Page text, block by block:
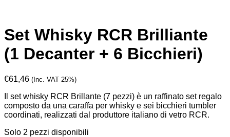
Set Whisky RCR Brilliante
(1 Decanter + 6 Bicchieri)
€61,46 (Inc. VAT 25%)
Il set whisky RCR Brillante (7 pezzi) è un raffinato set regalo
composto da una caraffa per whisky e sei bicchieri tumbler
coordinati, realizzati dal produttore italiano di vetro RCR.
Solo 2 pezzi disponibili